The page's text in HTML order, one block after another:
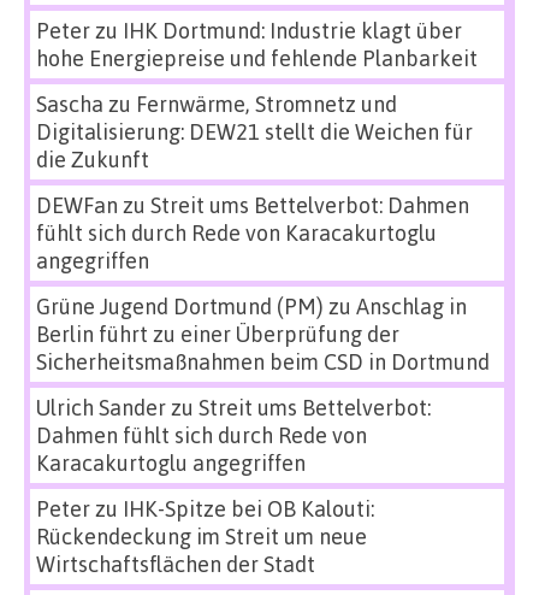
Peterzu IHK Dortmund: Industrie klagt über
hohe Energiepreise und fehlende Planbarkeit
Sascha zu Fernwärme, Stromnetz und
Digitalisierung: DEW21 stellt die Weichen für
die Zukunft
DEWFan zu Streit ums Bettelverbot: Dahmen
fühlt sich durch Rede von Karacakurtoglu
angegriffen
Grüne Jugend Dortmund (PM) zu Anschlag in
Berlin führt zu einer Überprüfung der
Sicherheitsmaßnahmen beim CSD in Dortmund
Ulrich Sanderzu Streit ums Bettelverbot:
Dahmen fühlt sich durch Rede von
Karacakurtoglu angegriffen
Peterzu IHK-Spitze bei OB Kalouti:
Rückendeckung im Streit um neue
Wirtschaftsflächen der Stadt